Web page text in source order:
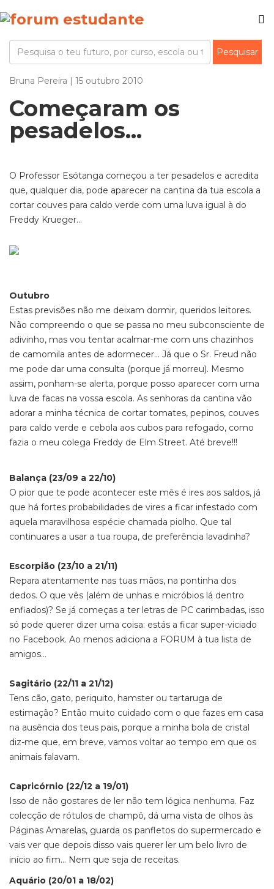
Bruna Pereira | 15 outubro 2010
Começaram os
pesadelos...
O Professor Esótanga começou a ter pesadelos e acredita
que, qualquer dia, pode aparecer na cantina da tua escola a
cortar couves para caldo verde com uma luva igual à do
Freddy Krueger...
Outubro
Estas previsões não me deixam dormir, queridos leitores.
Não compreendo o que se passa no meu subconsciente de
adivinho, mas vou tentar acalmar-me com uns chazinhos
de camomila antes de adormecer… Já que o Sr. Freud não
me pode dar uma consulta (porque já morreu). Mesmo
assim, ponham-se alerta, porque posso aparecer com uma
luva de facas na vossa escola. As senhoras da cantina vão
adorar a minha técnica de cortar tomates, pepinos, couves
para caldo verde e cebola aos cubos para refogado, como
fazia o meu colega Freddy de Elm Street. Até breve!!!
Balança (23/09 a 22/10)
O pior que te pode acontecer este mês é ires aos saldos, já
que há fortes probabilidades de vires a ficar infestado com
aquela maravilhosa espécie chamada piolho. Que tal
continuares a usar a tua roupa, de preferência lavadinha?
Escorpião (23/10 a 21/11)
Repara atentamente nas tuas mãos, na pontinha dos
dedos. O que vês (além de unhas e micróbios lá dentro
enfiados)? Se já começas a ter letras de PC carimbadas, isso
só pode querer dizer uma coisa: estás a ficar super-viciado
no Facebook. Ao menos adiciona a FORUM à tua lista de
amigos…
Sagitário (22/11 a 21/12)
Tens cão, gato, periquito, hamster ou tartaruga de
estimação? Então muito cuidado com o que fazes em casa
na ausência dos teus pais, porque a minha bola de cristal
diz-me que, em breve, vamos voltar ao tempo em que os
animais falavam.
Capricórnio (22/12 a 19/01)
Isso de não gostares de ler não tem lógica nenhuma. Faz
colecção de rótulos de champô, dá uma vista de olhos às
Páginas Amarelas, guarda os panfletos do supermercado e
vais ver que depois disso vais querer ler um belo livro de
início ao fim… Nem que seja de receitas.
Aquário (20/01 a 18/02)